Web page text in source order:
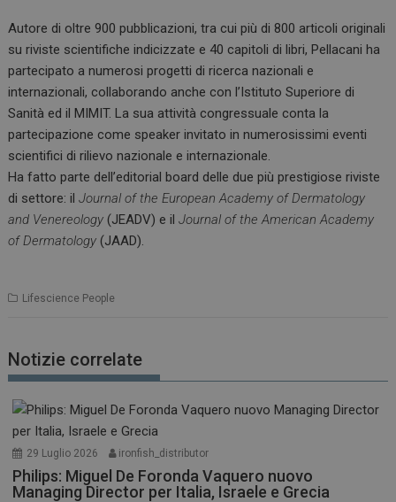
Autore di oltre 900 pubblicazioni, tra cui più di 800 articoli originali
su riviste scientifiche indicizzate e 40 capitoli di libri, Pellacani ha
partecipato a numerosi progetti di ricerca nazionali e
internazionali, collaborando anche con l’Istituto Superiore di
Sanità ed il MIMIT. La sua attività congressuale conta la
partecipazione come speaker invitato in numerosissimi eventi
scientifici di rilievo nazionale e internazionale.
Ha fatto parte dell’editorial board delle due più prestigiose riviste
di settore: ilJournal of the European Academy of Dermatology
and Venereology (JEADV) e ilJournal of the American Academy
of Dermatology (JAAD).
Lifescience People
Notizie correlate
29 Luglio 2026 ironfish_distributor
Philips: Miguel De Foronda Vaquero nuovo
Managing Director per Italia, Israele e Grecia